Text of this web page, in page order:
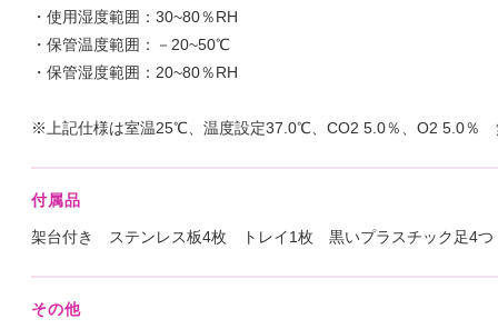
・使用湿度範囲：30~80％RH
・保管温度範囲：－20~50℃
・保管湿度範囲：20~80％RH
※上記仕様は室温25℃、温度設定37.0℃、CO2 5.0％、O2 5.0％
付属品
架台付き ステンレス板4枚 トレイ1枚 黒いプラスチック足4つ
その他